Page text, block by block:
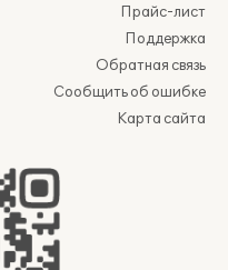
Прайс-лист
Поддержка
Обратная связь
Сообщить об ошибке
Карта сайта